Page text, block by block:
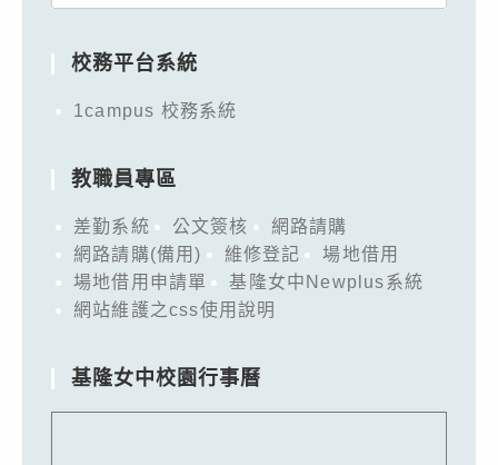
校務平台系統
1campus 校務系統
教職員專區
差勤系統 公文簽核
網路請購
網路請購(備用)
維修登記
場地借用
場地借用申請單
基隆女中Newplus系統
網站維護之css使用說明
基隆女中校園行事曆